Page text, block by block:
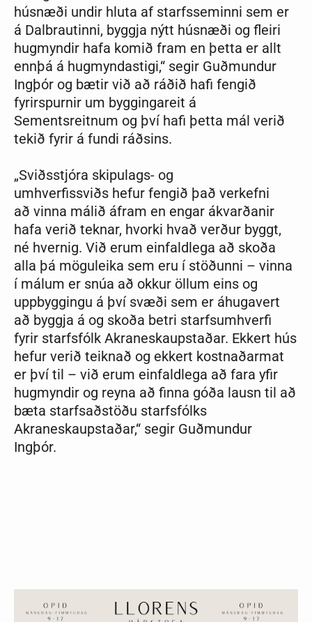
húsnæði undir hluta af starfsseminni sem er
á Dalbrautinni, byggja nýtt húsnæði og fleiri
hugmyndir hafa komið fram en þetta er allt
ennþá á hugmyndastigi,“ segir Guðmundur
Ingþór og bætir við að ráðið hafi fengið
fyrirspurnir um byggingareit á
Sementsreitnum og því hafi þetta mál verið
tekið fyrir á fundi ráðsins.
„Sviðsstjóra skipulags- og
umhverfissviðs hefur fengið það verkefni
að vinna málið áfram en engar ákvarðanir
hafa verið teknar, hvorki hvað verður byggt,
né hvernig. Við erum einfaldlega að skoða
alla þá möguleika sem eru í stöðunni – vinna
í málum er snúa að okkur öllum eins og
uppbyggingu á því svæði sem er áhugavert
að byggja á og skoða betri starfsumhverfi
fyrir starfsfólk Akraneskaupstaðar. Ekkert hús
hefur verið teiknað og ekkert kostnaðarmat
er því til – við erum einfaldlega að fara yfir
hugmyndir og reyna að finna góða lausn til að
bæta starfsaðstöðu starfsfólks
Akraneskaupstaðar,“ segir Guðmundur
Ingþór.